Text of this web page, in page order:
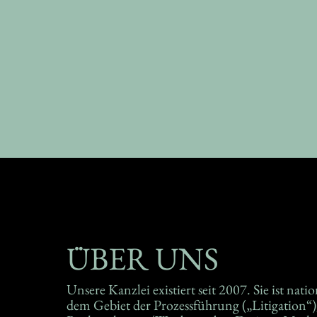
ÜBER UNS
Unsere Kanzlei existiert seit 2007. Sie ist
dem Gebiet der Prozessführung
Unternehmen unterschiedlicher
Universitäten, Medienhäuser, spezialisierte